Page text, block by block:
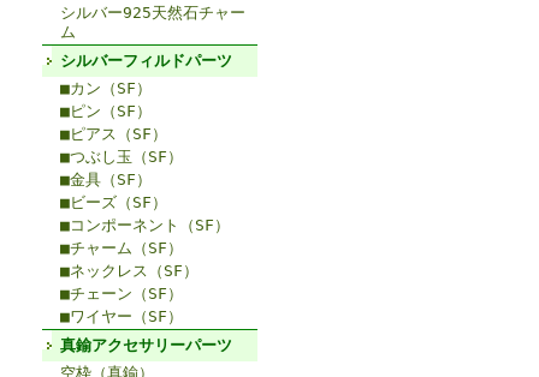
シルバー925天然石チャー
ム
シルバーフィルドパーツ
■カン（SF）
■ピン（SF）
■ピアス（SF）
■つぶし玉（SF）
■金具（SF）
■ビーズ（SF）
■コンポーネント（SF）
■チャーム（SF）
■ネックレス（SF）
■チェーン（SF）
■ワイヤー（SF）
真鍮アクセサリーパーツ
空枠（真鍮）